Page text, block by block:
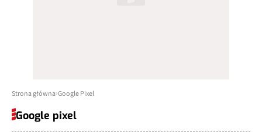
Strona główna Google Pixel
Google pixel